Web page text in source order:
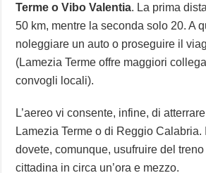
Terme o Vibo Valentia. La prima
50 km, mentre la seconda solo 20. A
noleggiare un auto o proseguire il
(Lamezia Terme offre maggiori
convogli locali).
L’aereo vi consente, infine, di
Lamezia Terme o di Reggio Calabria.
dovete, comunque, usufruire del
cittadina in circa un’ora e mezzo.